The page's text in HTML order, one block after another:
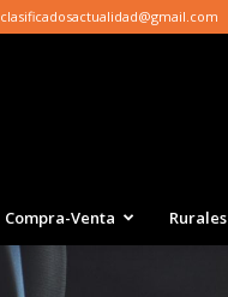
clasificadosactualidad@gmail.com
Compra-Venta Rurales